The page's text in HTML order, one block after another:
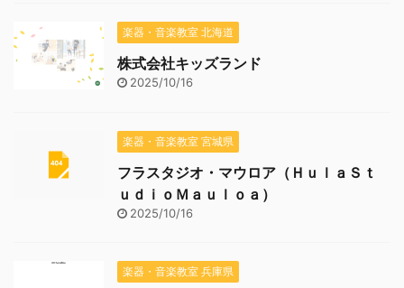
楽器・音楽教室 北海道
株式会社キッズランド
2025/10/16
楽器・音楽教室 宮城県
フラスタジオ・マウロア（ＨｕｌａＳｔ
ｕｄｉｏＭａｕｌｏａ）
2025/10/16
楽器・音楽教室 兵庫県